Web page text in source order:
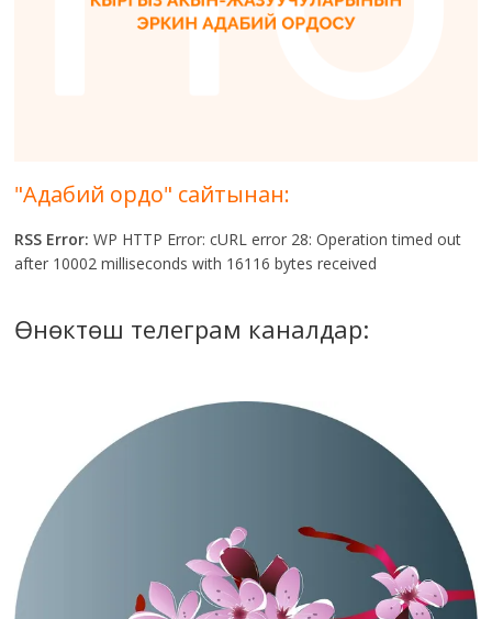
"Адабий ордо" сайтынан:
RSS Error: WP HTTP Error: cURL error 28: Operation timed out
after 10002 milliseconds with 16116 bytes received
Өнөктөш телеграм каналдар: